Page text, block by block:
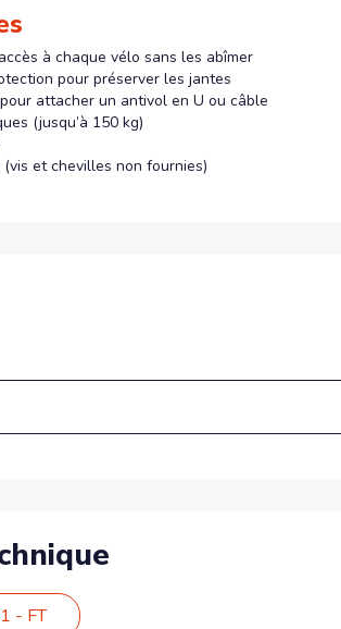
à chaque vélo sans les abîmer
pour préserver les jantes
attacher un antivol en U ou câble
(jusqu’à 150 kg)
et chevilles non fournies)
- FT